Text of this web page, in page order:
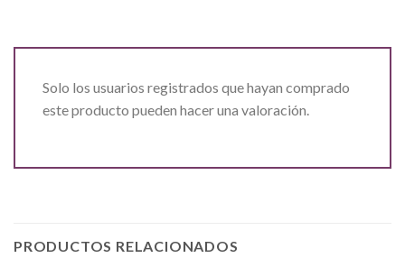
Solo los usuarios registrados que hayan comprado
este producto pueden hacer una valoración.
PRODUCTOS RELACIONADOS